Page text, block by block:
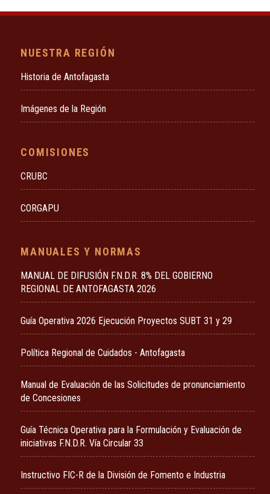
NUESTRA REGIÓN
Historia de Antofagasta
Imágenes de la Región
COMISIONES
CRUBC
CORGAPU
MANUALES Y NORMAS
MANUAL DE DIFUSIÓN F.N.D.R. 8% DEL GOBIERNO
REGIONAL DE ANTOFAGASTA 2026
Guía Operativa 2026 Ejecución Proyectos SUBT 31 y 29
Política Regional de Cuidados - Antofagasta
Manual de Evaluación de las Solicitudes de pronunciamiento
de Concesiones
Guía Técnica Operativa para la Formulación y Evaluación de
iniciativas F.N.D.R. Vía Circular 33
Instructivo FIC-R de la División de Fomento e Industria